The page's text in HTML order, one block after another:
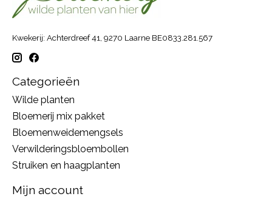
Kwekerij: Achterdreef 41, 9270 Laarne BE0833.281.567
Categorieën
Wilde planten
Bloemerij mix pakket
Bloemenweidemengsels
Verwilderingsbloembollen
Struiken en haagplanten
Mijn account